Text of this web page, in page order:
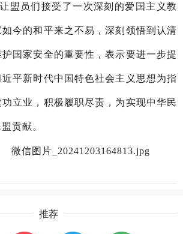
盟员们接受了一次深刻的爱国主义教
今的和平来之不易，深刻领悟到认清
国家安全的重要性，表示要进一步提
平新时代中国特色社会主义思想为指
立业，积极履职尽责，为实现中华民
贡献。
推荐